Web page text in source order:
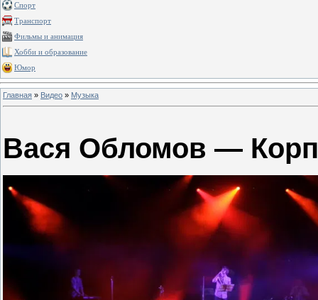
Спорт
Транспорт
Фильмы и анимация
Хобби и образование
Юмор
Главная » Видео » Музыка
Вася Обломов —